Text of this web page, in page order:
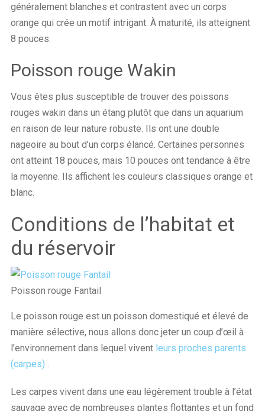
généralement blanches et contrastent avec un corps
orange qui crée un motif intrigant. À maturité, ils atteignent
8 pouces.
Poisson rouge Wakin
Vous êtes plus susceptible de trouver des poissons
rouges wakin dans un étang plutôt que dans un aquarium
en raison de leur nature robuste. Ils ont une double
nageoire au bout d’un corps élancé. Certaines personnes
ont atteint 18 pouces, mais 10 pouces ont tendance à être
la moyenne. Ils affichent les couleurs classiques orange et
blanc.
Conditions de l’habitat et
du réservoir
Poisson rouge Fantail
Le poisson rouge est un poisson domestiqué et élevé de
manière sélective, nous allons donc jeter un coup d’œil à
l’environnement dans lequel viventleurs proches parents
(carpes) .
Les carpes vivent dans une eau légèrement trouble à l’état
sauvage avec de nombreuses plantes flottantes et un fond